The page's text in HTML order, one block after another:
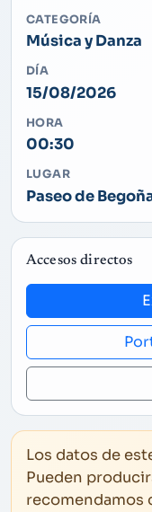
CATEGORÍA
Música y Danza
DÍA
15/08/2026
HORA
00:30
LUGAR
Paseo de
Accesos directos
Los datos de
Pueden
recomendamos